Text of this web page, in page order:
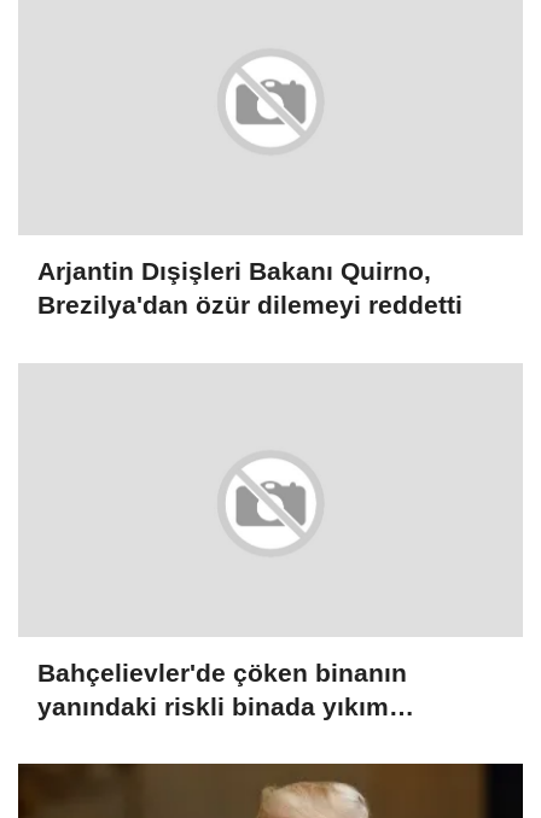
Arjantin Dışişleri Bakanı Quirno,
Brezilya'dan özür dilemeyi reddetti
Bahçelievler'de çöken binanın
yanındaki riskli binada yıkım